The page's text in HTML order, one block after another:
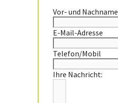
Vor- und Nachname
E-Mail-Adresse
Telefon/Mobil
Ihre Nachricht: